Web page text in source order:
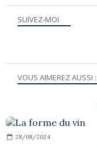
SUIVEZ-MOI
VOUS AIMEREZ AUSSI :
28/08/2024